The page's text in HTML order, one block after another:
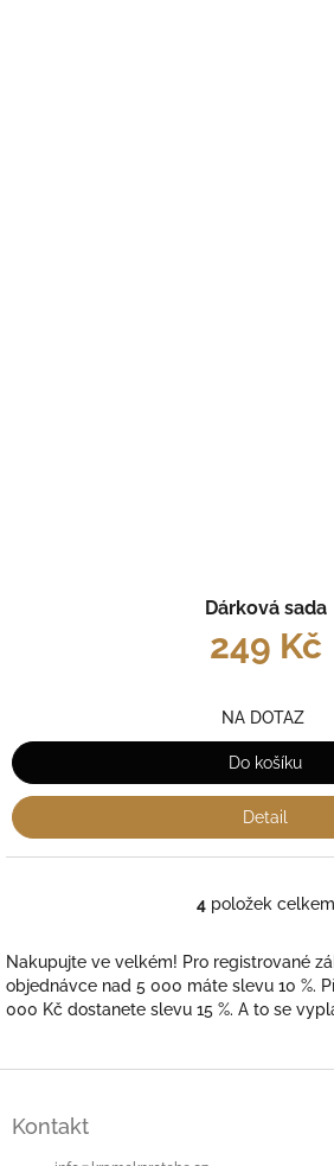
Dárková sada
249 Kč
NA DOTAZ
Do košíku
Detail
O
l
á
d
í
4položek celkem
Nakupujte ve velkém! Pro registrované
objednávce nad 5 000 máte slevu 10 %.
000 Kč dostanete slevu 15 %. A to se
Kontakt